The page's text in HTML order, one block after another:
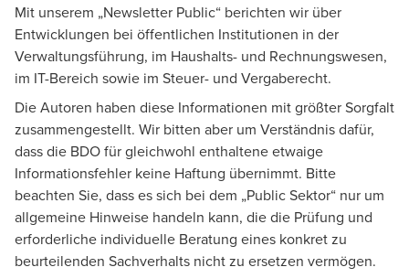
Mit unserem „Newsletter Public“ berichten wir über
Entwicklungen bei öffentlichen Institutionen in der
Verwaltungsführung, im Haushalts- und Rechnungswesen,
im IT-Bereich sowie im Steuer- und Vergaberecht.
Die Autoren haben diese Informationen mit größter Sorgfalt
zusammengestellt. Wir bitten aber um Verständnis dafür,
dass die BDO für gleichwohl enthaltene etwaige
Informationsfehler keine Haftung übernimmt. Bitte
beachten Sie, dass es sich bei dem „Public Sektor“ nur um
allgemeine Hinweise handeln kann, die die Prüfung und
erforderliche individuelle Beratung eines konkret zu
beurteilenden Sachverhalts nicht zu ersetzen vermögen.